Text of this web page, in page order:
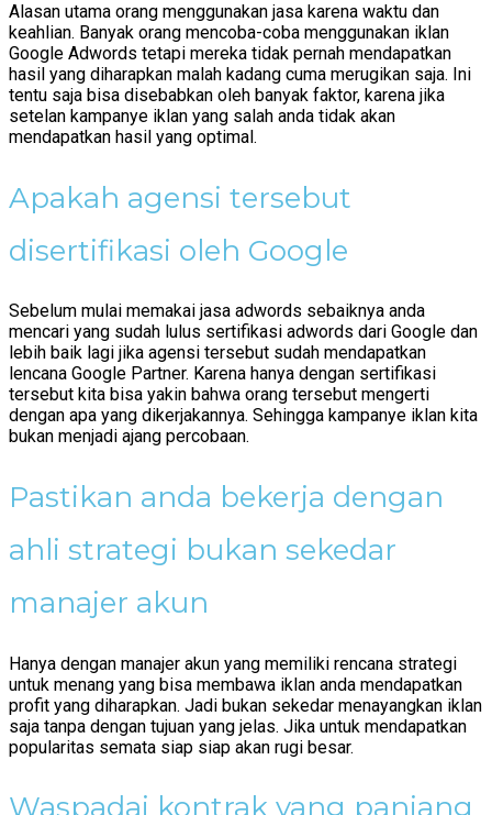
Alasan utama orang menggunakan jasa karena waktu dan
keahlian. Banyak orang mencoba-coba menggunakan iklan
Google Adwords tetapi mereka tidak pernah mendapatkan
hasil yang diharapkan malah kadang cuma merugikan saja. Ini
tentu saja bisa disebabkan oleh banyak faktor, karena jika
setelan kampanye iklan yang salah anda tidak akan
mendapatkan hasil yang optimal.
Apakah agensi tersebut
disertifikasi oleh Google
Sebelum mulai memakai jasa adwords sebaiknya anda
mencari yang sudah lulus sertifikasi adwords dari Google dan
lebih baik lagi jika agensi tersebut sudah mendapatkan
lencana Google Partner. Karena hanya dengan sertifikasi
tersebut kita bisa yakin bahwa orang tersebut mengerti
dengan apa yang dikerjakannya. Sehingga kampanye iklan kita
bukan menjadi ajang percobaan.
Pastikan anda bekerja dengan
ahli strategi bukan sekedar
manajer akun
Hanya dengan manajer akun yang memiliki rencana strategi
untuk menang yang bisa membawa iklan anda mendapatkan
profit yang diharapkan. Jadi bukan sekedar menayangkan iklan
saja tanpa dengan tujuan yang jelas. Jika untuk mendapatkan
popularitas semata siap siap akan rugi besar.
Waspadai kontrak yang panjang